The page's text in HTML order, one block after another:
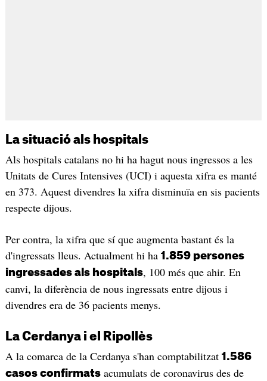
La situació als hospitals
Als hospitals catalans no hi ha hagut nous ingressos a les
Unitats de Cures Intensives (UCI) i aquesta xifra es manté
en 373. Aquest divendres la xifra disminuïa en sis pacients
respecte dijous.
Per contra, la xifra que sí que augmenta bastant és la
d'ingressats lleus. Actualment hi ha 1.859 persones
ingressades als hospitals, 100 més que ahir. En
canvi, la diferència de nous ingressats entre dijous i
divendres era de 36 pacients menys.
La Cerdanya i el Ripollès
A la comarca de la Cerdanya s'han comptabilitzat 1.586
casos confirmatsacumulats de coronavirus des de